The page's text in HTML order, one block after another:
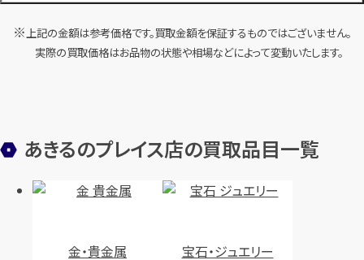
ネックレス K18WG 全長約
46.0cm ダイヤ1.00ct
宝石・ジュエリー
ダイヤモンド ネックレス
ネックレス Pt1000,Pt900 全長
約42.2cm オレンジ色石1.18ct
宝石・ジュエリー
上記の金額は参考価格です。買取金額を保証するものではございません。
実際の買取価格はお品物の状態や相場などによって変動いたします。
あきるのプレイス店の買取品目一覧
金・貴金属 宝石・ジュエリー